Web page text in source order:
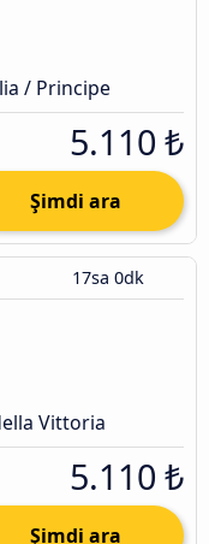
/ Principe
5.110 ₺
Şimdi ara
17sa 0dk
Vittoria
5.110 ₺
Şimdi ara